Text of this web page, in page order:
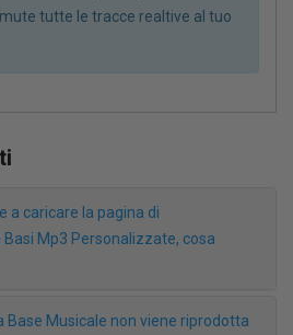
tutte le tracce realtive al tuo
a caricare la pagina di
Mp3 Personalizzate, cosa
Base Musicale non viene riprodotta